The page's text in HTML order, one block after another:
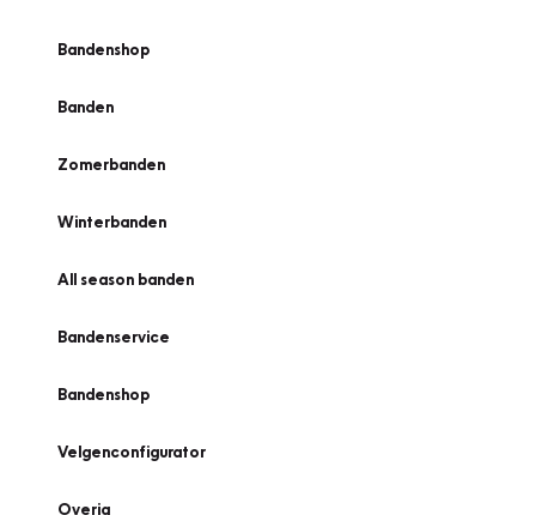
Bandenshop
Banden
Zomerbanden
Winterbanden
All season banden
Bandenservice
Bandenshop
Velgenconfigurator
Overig